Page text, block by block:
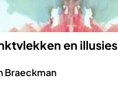
en illusies
Braeckman